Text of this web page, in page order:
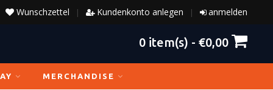
anmelden
|
Kundenkonto anlegen
|
Wunschzettel
0 item(s) - €0,00
MERCHANDISE